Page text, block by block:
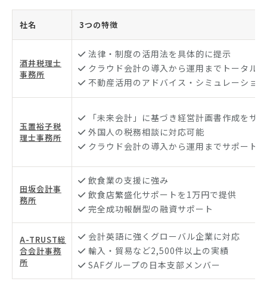
社名 3つの特徴
酒井税理士
事務所
法律・制度の活用法を具体的に提示
クラウド会計の導入から運用までトータル
不動産活用のアドバイス・シミュレーショ
玉置裕子税
理士事務所
「未来会計」に基づき経営計画書作成をサ
外国人の税務相談に対応可能
クラウド会計の導入から運用までサポート
田坂会計事
務所
飲食業の支援に強み
飲食店繁盛化サポートを1万円で提供
完全成功報酬型の融資サポート
A-TRUST総
合会計事務
所
会計英語に強くグローバル企業に対応
輸入・貿易など2,500件以上の実績
SAFグループの日本支部メンバー